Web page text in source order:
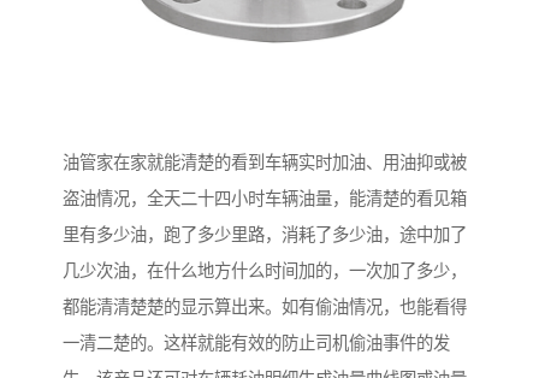
油管家在家就能清楚的看到车辆实时加油、用油抑或被
盗油情况，全天二十四小时车辆油量，能清楚的看见箱
里有多少油，跑了多少里路，消耗了多少油，途中加了
几少次油，在什么地方什么时间加的，一次加了多少，
都能清清楚楚的显示算出来。如有偷油情况，也能看得
一清二楚的。这样就能有效的防止司机偷油事件的发